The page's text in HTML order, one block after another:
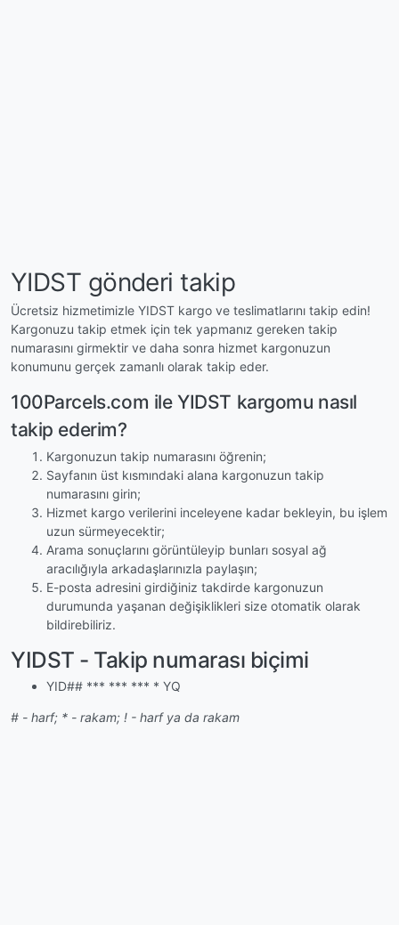
YIDST gönderi takip
Ücretsiz hizmetimizle YIDST kargo ve teslimatlarını takip edin!
Kargonuzu takip etmek için tek yapmanız gereken takip
numarasını girmektir ve daha sonra hizmet kargonuzun
konumunu gerçek zamanlı olarak takip eder.
100Parcels.com ile YIDST kargomu nasıl
takip ederim?
Kargonuzun takip numarasını öğrenin;
Sayfanın üst kısmındaki alana kargonuzun takip
numarasını girin;
Hizmet kargo verilerini inceleyene kadar bekleyin, bu işlem
uzun sürmeyecektir;
Arama sonuçlarını görüntüleyip bunları sosyal ağ
aracılığıyla arkadaşlarınızla paylaşın;
E-posta adresini girdiğiniz takdirde kargonuzun
durumunda yaşanan değişiklikleri size otomatik olarak
bildirebiliriz.
YIDST - Takip numarası biçimi
YID## *** *** *** * YQ
# - harf; * - rakam; ! - harf ya da rakam